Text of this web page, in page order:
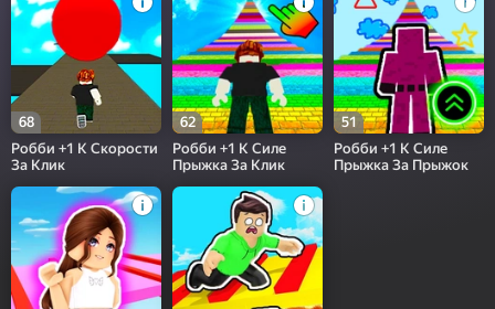
68
Робби +1 К Скорости
За Клик
62
Робби +1 К Силе
Прыжка За Клик
51
Робби +1 К Силе
Прыжка За Прыжок